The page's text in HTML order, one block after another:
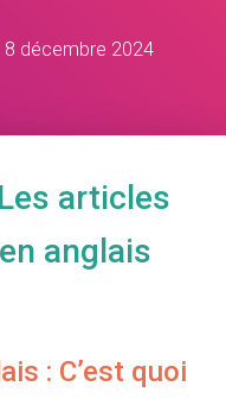
8 décembre 2024
articles
anglais
: C’est quoi